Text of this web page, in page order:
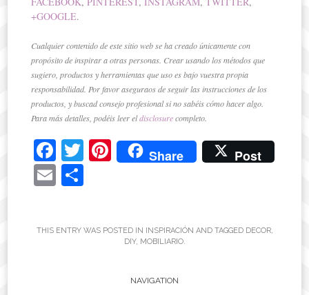
+GOOGLE.
Cualquier contenido de este sitio web se ha creado únicamente con
propósito de inspirar a otras personas. Crear usando los métodos que
sugiero, productos y herramientas que uso es bajo vuestra propia
responsabilidad. Por favor aseguraos de seguir las instrucciones de los
productos, y buscad consejo profesional si no sabéis cómo hacer algo.
Para más detalles, podéis leer eldisclosurecompleto.
Fa
ce
bo
T Pi
nt
t
Share Post
E
pa
THIS ENTRY WAS POSTED IN INSPIRACIÓN AND TAGGED DECOR,
DIY, MOBILIARIO.
NAVIGATION